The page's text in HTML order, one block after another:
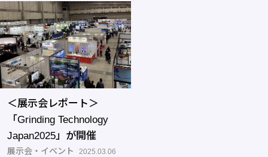
＜展示会レポート＞
「Grinding Technology
Japan2025」が開催
展示会・イベント 2025.03.06